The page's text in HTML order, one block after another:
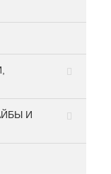
И
MJX-10210-